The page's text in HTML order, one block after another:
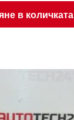
в количката